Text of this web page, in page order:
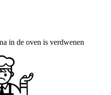
in de oven is verdwenen